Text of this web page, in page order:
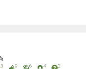
3 9 6 4 2